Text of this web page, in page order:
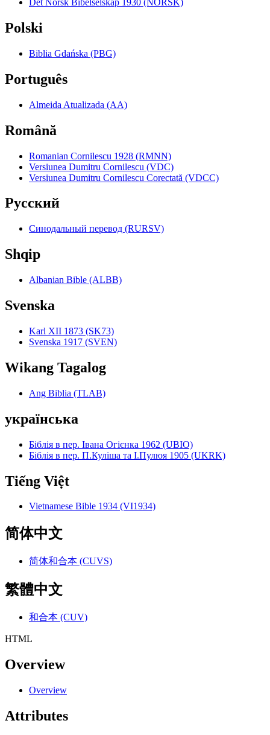
Det Norsk Bibelselskap 1930 (NORSK)
Polski
Biblia Gdańska (PBG)
Português
Almeida Atualizada (AA)
Română
Romanian Cornilescu 1928 (RMNN)
Versiunea Dumitru Cornilescu (VDC)
Versiunea Dumitru Cornilescu Corectată (VDCC)
Pyccкий
Синодальный перевод (RURSV)
Shqip
Albanian Bible (ALBB)
Svenska
Karl XII 1873 (SK73)
Svenska 1917 (SVEN)
Wikang Tagalog
Ang Biblia (TLAB)
українська
Біблія в пер. Івана Огієнка 1962 (UBIO)
Біблія в пер. П.Куліша та І.Пулюя 1905 (UKRK)
Tiếng Việt
Vietnamese Bible 1934 (VI1934)
简体中文
简体和合本 (CUVS)
繁體中文
和合本 (CUV)
HTML
Overview
Overview
Attributes